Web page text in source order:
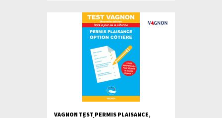
VAGNON TEST PERMIS PLAISANCE,